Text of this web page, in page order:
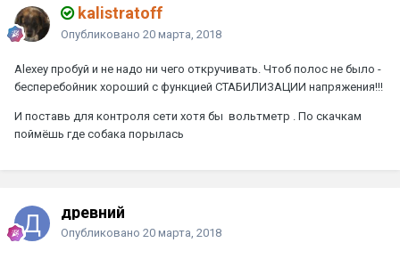
kalistratoff
Опубликовано 20 марта, 2018
Alexey пробуй и не надо ни чего откручивать. Чтоб полос не было -
бесперебойник хороший с функцией СТАБИЛИЗАЦИИ напряжения!!!
И поставь для контроля сети хотя бы вольтметр . По скачкам
поймёшь где собака порылась
древний
Опубликовано 20 марта, 2018